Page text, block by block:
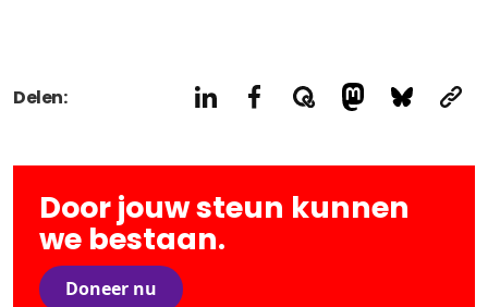
Delen:
Door jouw steun kunnen
we bestaan.
Doneer nu